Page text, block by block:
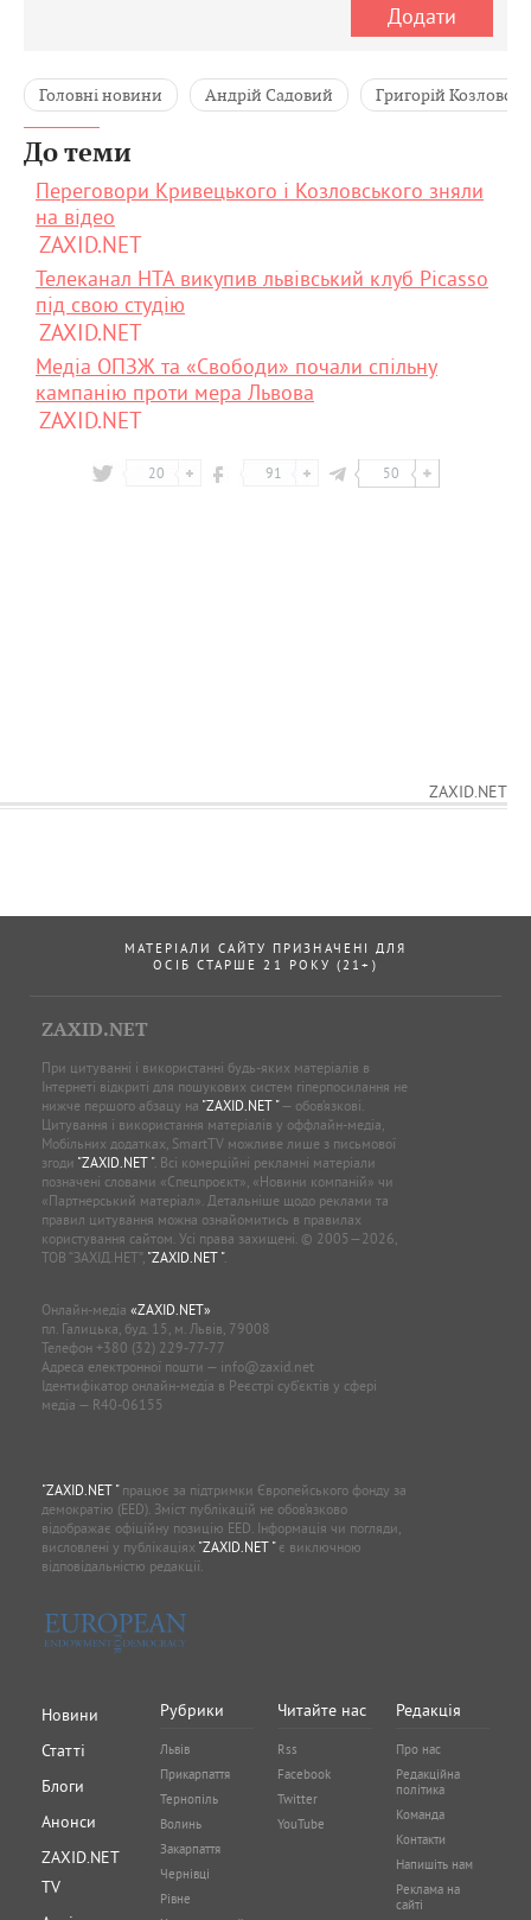
Додати
Головні новини Андрій Садовий Григорій
До теми
Переговори Кривецького і Козловського зняли
на відео
ZAXID.NET
Телеканал НТА викупив львівський клуб Picasso
під свою студію
ZAXID.NET
Медіа ОПЗЖ та «Свободи» почали спільну
кампанію проти мера Львова
ZAXID.NET
20 91 50
ZAXID.NET
МАТЕРІАЛИ САЙТУ ПРИЗНАЧЕНІ ДЛЯ
ОСІБ СТАРШЕ 21 РОКУ (21+)
ZAXID.NET
При цитуванні і використанні будь-яких матеріалів в
Інтернеті відкриті для пошукових систем гіперпосилання не
нижче першого абзацу на "ZAXID.NET "— обов’язкові.
Цитування і використання матеріалів у оффлайн-медіа,
Мобільних додатках, SmartTV можливе лише з письмової
згоди "ZAXID.NET ". Всі комерційні рекламні матеріали
позначені словами «Спецпроєкт», «Новини компаній» чи
«Партнерський матеріал». Детальніше щодо реклами та
правил цитування можна ознайомитись в правилах
користування сайтом. Усі права захищені. © 2005—2026,
ТОВ “ЗАХІД.НЕТ”, "ZAXID.NET ".
Онлайн-медіа «ZAXID.NET»
пл. Галицька, буд. 15, м. Львів, 79008
Телефон +380 (32) 229-77-77
Адреса електронної пошти — info@zaxid.net
Ідентифікатор онлайн-медіа в Реєстрі суб'єктів у сфері
медіа — R40-06155
"ZAXID.NET "працює за підтримки Європейського фонду за
демократію (EED). Зміст публікацій не обов’язково
відображає офіційну позицію EED. Інформація чи погляди,
висловлені у публікаціях "ZAXID.NET "є виключною
відповідальністю редакції.
Новини
Статті
Блоги
Анонси
ZAXID.NET
TV
Рубрики
Львів
Прикарпаття
Тернопіль
Волинь
Закарпаття
Чернівці
Рівне
Читайте нас
Rss
Facebook
Twitter
YouTube
Редакція
Про нас
Редакційна
політика
Команда
Контакти
Напишіть нам
Реклама на
сайті